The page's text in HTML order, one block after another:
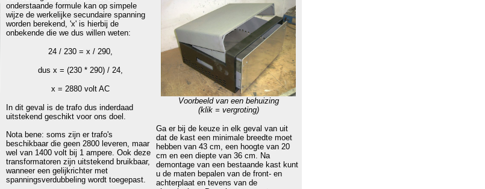
onderstaande formule kan op simpele
wijze de werkelijke secundaire spanning
worden berekend, 'x' is hierbij de
onbekende die we dus willen weten:
24 / 230 = x / 290,
dus x = (230 * 290) / 24,
x = 2880 volt AC
In dit geval is de trafo dus inderdaad
uitstekend geschikt voor ons doel.
Nota bene: soms zijn er trafo's
beschikbaar die geen 2800 leveren, maar
wel van 1400 volt bij 1 ampere. Ook deze
transformatoren zijn uitstekend bruikbaar,
wanneer een gelijkrichter met
spanningsverdubbeling wordt toegepast.
Voorbeeld van een behuizing
(klik = vergroting)
Ga er bij de keuze in elk geval van uit
dat de kast een minimale breedte moet
hebben van 43 cm, een hoogte van 20
cm en een diepte van 36 cm. Na
demontage van een bestaande kast kunt
u de maten bepalen van de front- en
achterplaat en tevens van de